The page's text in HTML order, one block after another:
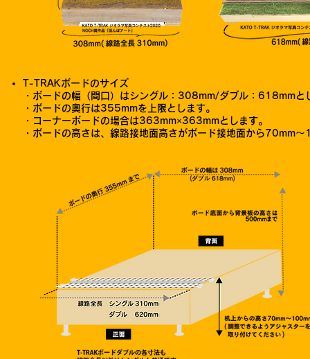
T-TRAKボードのサイズ
・ボードの幅（間口）はシングル：308mm/ダブル：618mmと
・ボードの奥行は355mmを上限とします。
・コーナーボードの場合は363mm×363mmとします。
・ボードの高さは、線路接地面高さがボード接地面から70mm